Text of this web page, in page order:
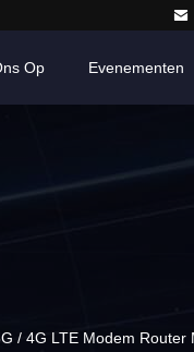
Op Evenementen
/ 4G LTE Modem Router